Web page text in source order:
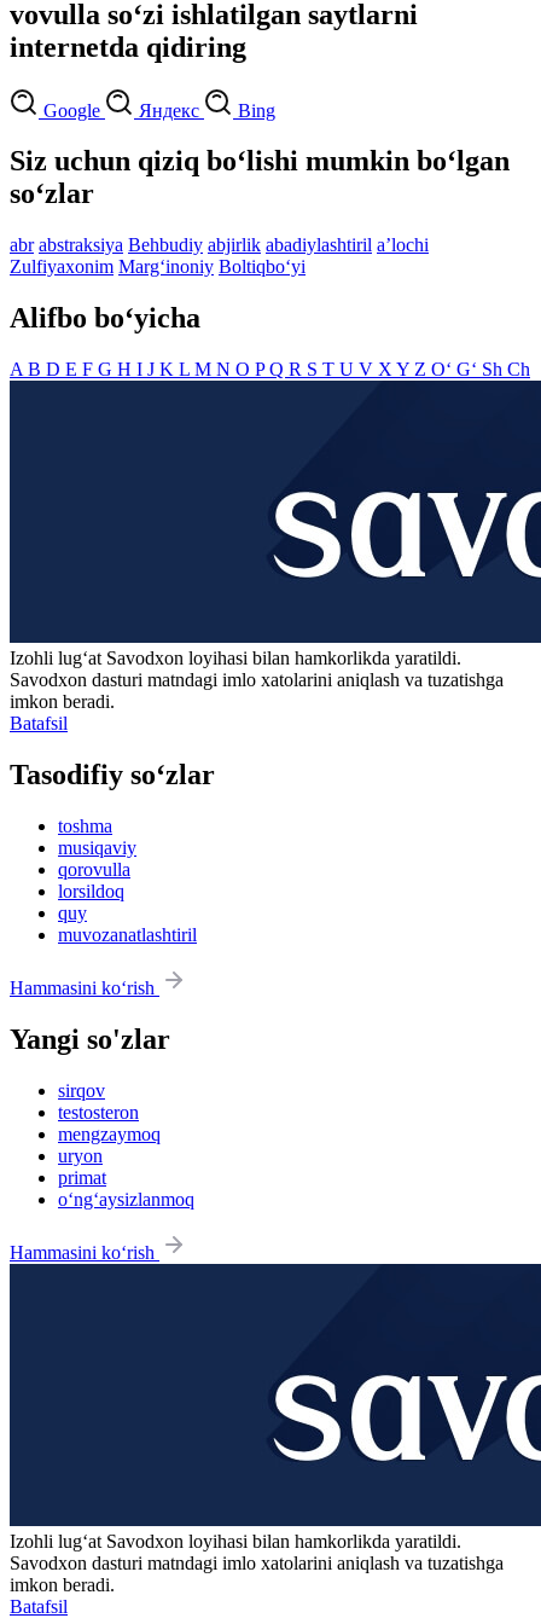
vovulla so‘zi ishlatilgan saytlarni
internetda qidiring
Google Яндекс Bing
Siz uchun qiziq bo‘lishi mumkin bo‘lgan
so‘zlar
abr abstraksiya Behbudiy abjirlik abadiylashtiril aʼlochi
Zulfiyaxonim Marg‘inoniy Boltiqbo‘yi
Alifbo bo‘yicha
A B D E F G H I J K L M N O PQ R S T U V X Y Z O‘ G‘ Sh Ch
Izohli lugʻat Savodxon loyihasi bilan hamkorlikda yaratildi.
Savodxon dasturi matndagi imlo xatolarini aniqlash va tuzatishga
imkon beradi.
Batafsil
Tasodifiy so‘zlar
toshma
musiqaviy
qorovulla
lorsildoq
quy
muvozanatlashtiril
Hammasini ko‘rish
Yangi so'zlar
sirqov
testosteron
mengzaymoq
uryon
primat
o‘ng‘aysizlanmoq
Hammasini ko‘rish
Izohli lugʻat Savodxon loyihasi bilan hamkorlikda yaratildi.
Savodxon dasturi matndagi imlo xatolarini aniqlash va tuzatishga
imkon beradi.
Batafsil